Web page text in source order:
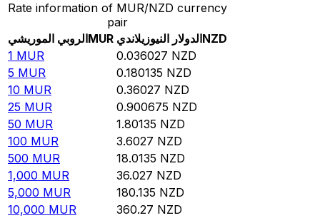
Rate information of MUR/NZD currency
pair
الروبي الموريشيMUR الدولار النيوزيلانديNZD
1 MUR 0.036027 NZD
5 MUR 0.180135 NZD
10 MUR 0.36027 NZD
25 MUR 0.900675 NZD
50 MUR 1.80135 NZD
100 MUR 3.6027 NZD
500 MUR 18.0135 NZD
1,000 MUR 36.027 NZD
5,000 MUR 180.135 NZD
10,000 MUR 360.27 NZD